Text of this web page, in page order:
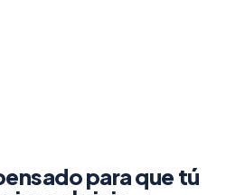
para que tú